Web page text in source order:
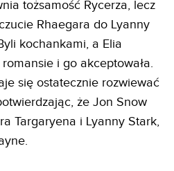
tożsamość Rycerza, lecz
Rhaegara do Lyanny
kochankami, a Elia
i go akceptowała.
się ostatecznie rozwiewać
że Jon Snow
Targaryena i Lyanny Stark,